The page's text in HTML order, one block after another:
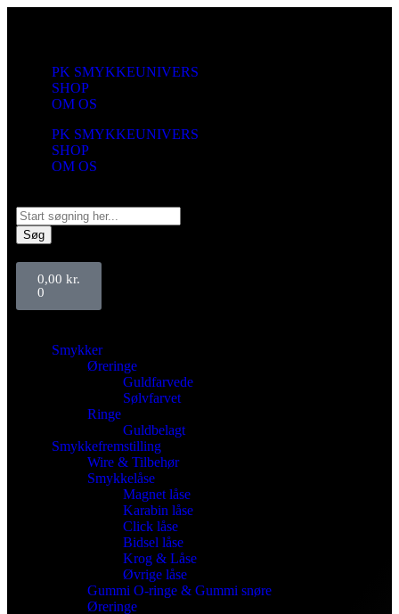
PK SMYKKEUNIVERS
SHOP
OM OS
PK SMYKKEUNIVERS
SHOP
OM OS
Søg
0,00 kr.
0
Smykker
Øreringe
Guldfarvede
Sølvfarvet
Ringe
Guldbelagt
Smykkefremstilling
Wire & Tilbehør
Smykkelåse
Magnet låse
Karabin låse
Click låse
Bidsel låse
Krog & Låse
Øvrige låse
Gummi O-ringe & Gummi snøre
Øreringe